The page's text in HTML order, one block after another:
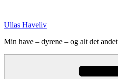
indhold
Ullas Haveliv
Min have – dyrene – og alt det andet